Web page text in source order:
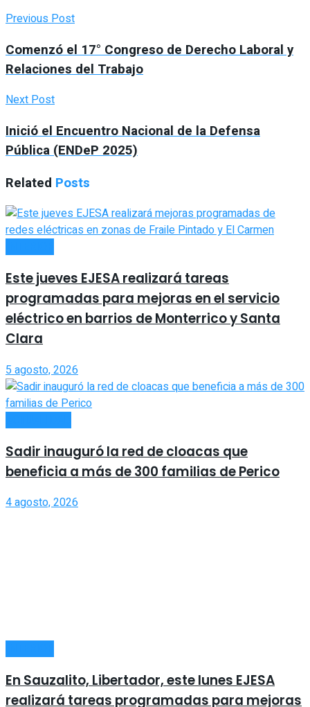
Previous Post
Comenzó el 17° Congreso de Derecho Laboral y
Relaciones del Trabajo
Next Post
Inició el Encuentro Nacional de la Defensa
Pública (ENDeP 2025)
Related Posts
Este jueves EJESA realizará tareas
programadas para mejoras en el servicio
eléctrico en barrios de Monterrico y Santa
Clara
5 agosto, 2026
Sadir inauguró la red de cloacas que
beneficia a más de 300 familias de Perico
4 agosto, 2026
En Sauzalito, Libertador, este lunes EJESA
realizará tareas programadas para mejoras